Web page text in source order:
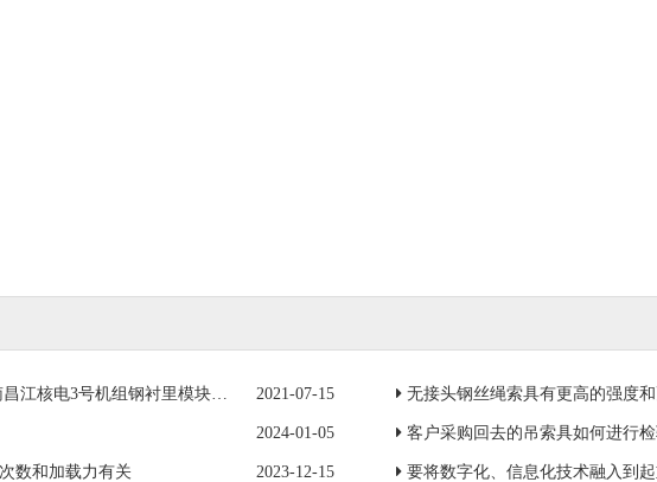
3号机组钢衬里模块一成功吊装 2021-07-15 无接头钢丝绳索具有更高的强度
2024-01-05 客户采购回去的吊索具如何进行
数和加载力有关 2023-12-15 要将数字化、信息化技术融入到